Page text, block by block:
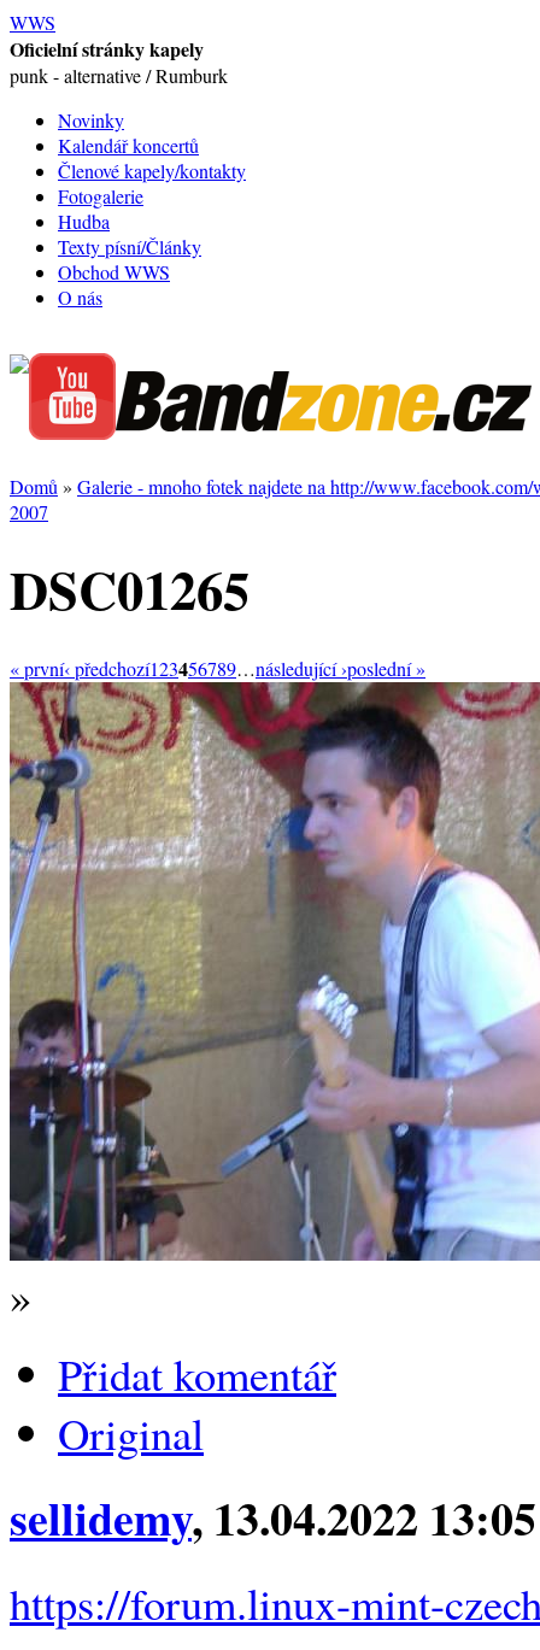
WWS
Oficielní stránky kapely
punk - alternative / Rumburk
Novinky
Kalendář koncertů
Členové kapely/kontakty
Fotogalerie
Hudba
Texty písní/Články
Obchod WWS
O nás
Domů » Galerie - mnoho fotek najdete na http://www.facebook.com/
2007
DSC01265
« první‹ předchozí123456789…následující ›poslední »
»
Přidat komentář
Original
sellidemy, 13.04.2022
https://forum.linux-mint-